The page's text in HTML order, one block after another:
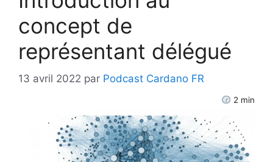
concept de
représentant délégué
13 avril 2022 par Podcast Cardano FR
2 min